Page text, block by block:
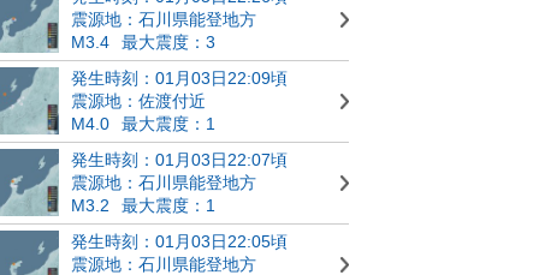
震源地：石川県能登地方
M3.4
最大震度：3
発生時刻：01月03日22:09頃
震源地：佐渡付近
M4.0
最大震度：1
発生時刻：01月03日22:07頃
震源地：石川県能登地方
M3.2
最大震度：1
発生時刻：01月03日22:05頃
震源地：石川県能登地方